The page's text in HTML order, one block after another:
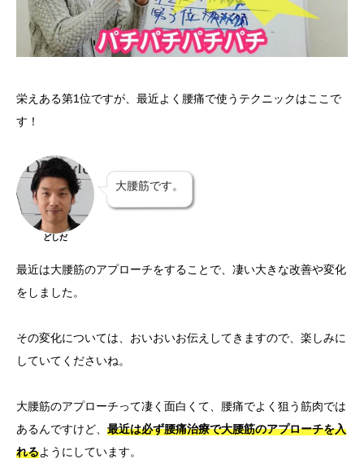
栄えある第1位ですが、最近よく腰痛で使うテクニックはここで
す！
どしだ
大腰筋です。
最近は大腰筋のアプローチをすることで、凄い大きな改善や変化
をしました。
その変化については、おいおいお伝えしてきますので、楽しみに
していてくださいね。
大腰筋のアプローチって凄く面白くて、腰痛でよく狙う筋肉では
あるんですけど、 最近は必ず腰痛治療で大腰筋のアプローチを入
れるようにしています。